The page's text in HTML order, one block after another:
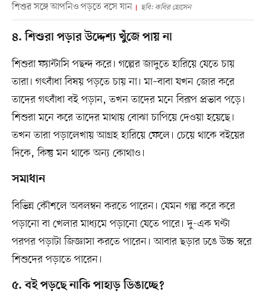
শিশুর সঙ্গে আপনিও পড়তে বসে যান ছবি: কবির হোসেন
৪. শিশুরা পড়ার উদ্দেশ‌্য খুঁজে পায় না
শিশুরা ফ‌্যান্টা‌সি পছন্দ ক‌রে। গল্পের জাদুতে হারিয়ে যেতে চায়
তারা। গৎবাঁধা বিষয় পড়‌তে চায় না। মা–বাবা যখন জোর ক‌রে
তা‌দের গৎবাঁধা বই পড়ান, তখন তা‌দের ম‌নে বিরূপ প্রভাব প‌ড়ে।
শিশুরা ম‌নে ক‌রে তা‌দের মাথায় বোঝা চা‌পি‌য়ে দেওয়া হয়েছে।
তখন তারা পড়া‌লেখায় আগ্রহ হা‌রি‌য়ে ফে‌লে। চে‌য়ে থাকে বইয়ের
দি‌কে, কিন্তু মন থা‌কে অন‌্য কোথাও।
সমাধান
বিভিন্ন কৌশলে অবলম্বন কর‌তে পা‌রেন। যেমন গল্প ক‌রে ক‌রে
পড়ানো বা খেলার মাধ‌্যমে পড়ানো যেতে পারে। দু-এক ঘণ্টা
পরপর পড়াটা জিজ্ঞাসা করতে পা‌রেন। আবার ছড়ার ঢঙে উচ্চ স্বরে
শিশু‌দের পড়া‌তে পা‌রেন।
৫. বই পড়‌ছে না‌কি পাহাড় ডিঙা‌চ্ছে?